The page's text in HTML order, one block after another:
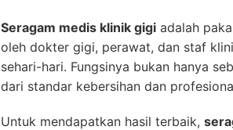
Seragam medis klinik gigi adalah
oleh dokter gigi, perawat, dan staf
sehari-hari. Fungsinya bukan hanya
dari standar kebersihan dan
Untuk mendapatkan hasil terbaik,